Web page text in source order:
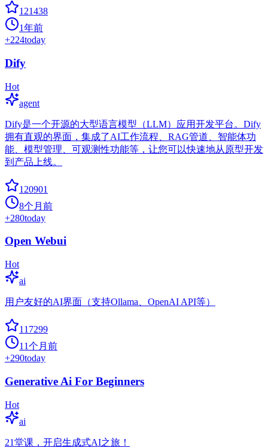
121438
1年前
+224today
Dify
Hot
agent
Dify是一个开源的大型语言模型（LLM）应用开发平台。Dify
拥有直观的界面，集成了AI工作流程、RAG管道、智能体功
能、模型管理、可观测性功能等，让您可以快速地从原型开发
到产品上线。
120901
8个月前
+280today
Open Webui
Hot
ai
用户友好的AI界面（支持Ollama、OpenAI API等）
117299
11个月前
+290today
Generative Ai For Beginners
Hot
ai
21堂课，开启生成式AI之旅！